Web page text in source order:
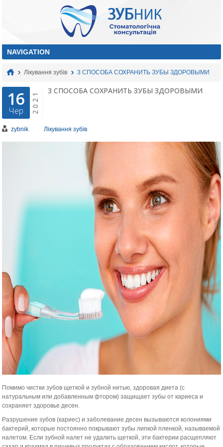
Лікування зубів 3 СПОСОБА СОХРАНИТЬ ЗУБЫ ЗДОРОВЫМИ
16
Чер 2021 3 СПОСОБА СОХРАНИТЬ ЗУБЫ ЗДОРОВЫМИ
zybnik Лікування зубів
Помимо чистки зубов щеткой и зубной нитью, здоровая диета (с
натуральным или добавленным фтором) защищает зубы от кариеса и
сохраняет здоровье десен.
Разрушение зубов (кариес) и заболевание десен вызываются колониями
бактерий, которые постоянно покрывают зубы липкой пленкой, называемой
налетом. Если зубной налет не удалить щеткой, эти бактерии расщепляют